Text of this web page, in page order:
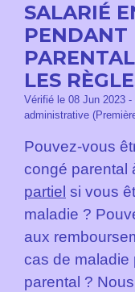
SALARIÉ
PENDANT
LES
Vérifié le 08 Jun 2023
administrative
Pouvez-vous
congé parental
partiel si vous
maladie ?
aux
cas de maladie
parental ?